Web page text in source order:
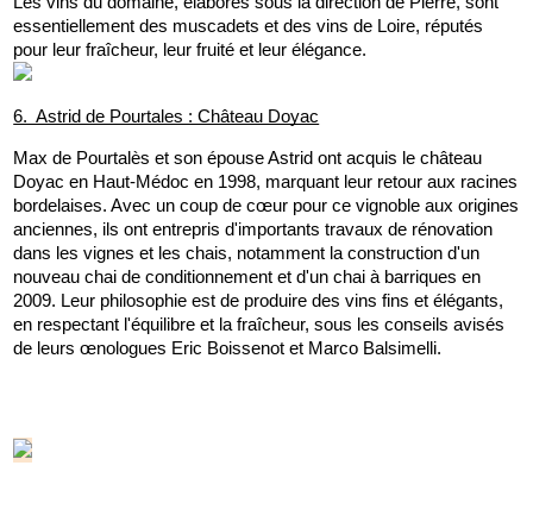
essentiellement des muscadets et des vins de Loire, réputés
pour leur fraîcheur, leur fruité et leur élégance.
6.  Astrid de Pourtales : Château Doyac
Max de Pourtalès et son épouse Astrid ont acquis le château
Doyac en Haut-Médoc en 1998, marquant leur retour aux racines
bordelaises. Avec un coup de cœur pour ce vignoble aux origines
anciennes, ils ont entrepris d'importants travaux de rénovation
dans les vignes et les chais, notamment la construction d'un
nouveau chai de conditionnement et d'un chai à barriques en
2009. Leur philosophie est de produire des vins fins et élégants,
en respectant l'équilibre et la fraîcheur, sous les conseils avisés
de leurs œnologues Eric Boissenot et Marco Balsimelli.